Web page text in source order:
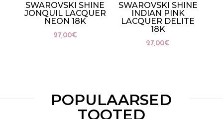
SWAROVSKI SHINE
JONQUIL LACQUER
NEON 18K
27,00€
SWAROVSKI SHINE
INDIAN PINK
LACQUER DELITE
18K
27,00€
POPULAARSED
TOOTED